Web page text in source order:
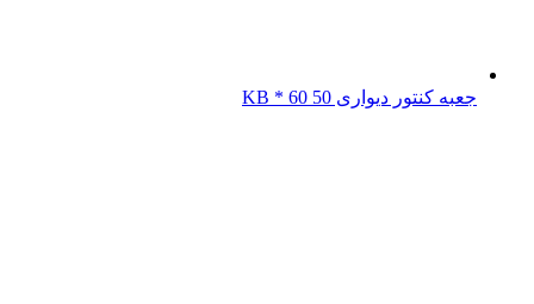
جعبه کنتور دیواری KB * 60 50